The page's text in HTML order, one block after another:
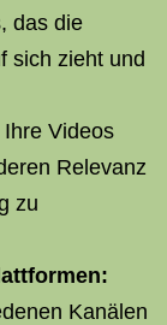
das die
sich zieht und
Videos
Relevanz
zu
Kanälen